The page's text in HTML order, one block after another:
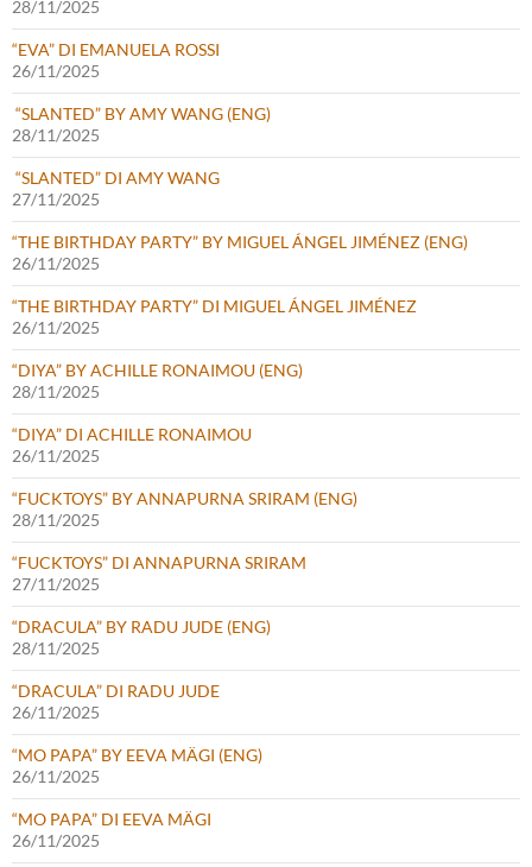
28/11/2025
“EVA” DI EMANUELA ROSSI
26/11/2025
“SLANTED” BY AMY WANG (ENG)
28/11/2025
“SLANTED” DI AMY WANG
27/11/2025
“THE BIRTHDAY PARTY” BY MIGUEL ÁNGEL JIMÉNEZ (ENG)
26/11/2025
“THE BIRTHDAY PARTY” DI MIGUEL ÁNGEL JIMÉNEZ
26/11/2025
“DIYA” BY ACHILLE RONAIMOU (ENG)
28/11/2025
“DIYA” DI ACHILLE RONAIMOU
26/11/2025
“FUCKTOYS” BY ANNAPURNA SRIRAM (ENG)
28/11/2025
“FUCKTOYS” DI ANNAPURNA SRIRAM
27/11/2025
“DRACULA” BY RADU JUDE (ENG)
28/11/2025
“DRACULA” DI RADU JUDE
26/11/2025
“MO PAPA” BY EEVA MÄGI (ENG)
26/11/2025
“MO PAPA” DI EEVA MÄGI
26/11/2025